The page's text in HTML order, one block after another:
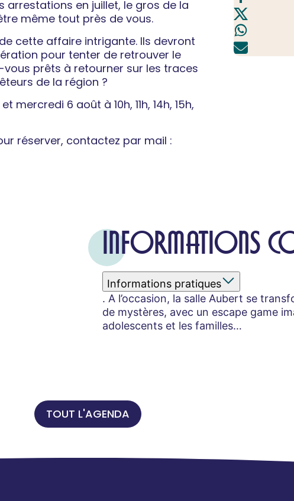
arrestations en juillet, le gros de la
même tout près de vous.
cette affaire intrigante. Ils devront
pour tenter de retrouver le
prêts à retourner sur les traces
de la région ?
mercredi 6 août à 10h, 11h, 14h, 15h,
réserver, contactez par mail :
INFORMATIONS
Informations pratiques
. A l’occasion, la salle Aubert se
de mystères, avec un escape game
adolescents et les familles…
TOUT L'AGENDA